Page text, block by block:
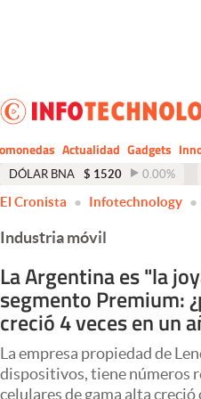
Dólar
Economía y Política
Finanzas y Mercados
Mercados Online
Negocios
Columnistas
Apertura
Actualidad Gadgets
DÓLAR BNA $ 1520 0.00%
El Cronista Infotechnology
Industria móvil
La Argentina es "la
segmento Premium:
creció 4 veces en un
La empresa propiedad de
dispositivos, tiene números
celulares de gama alta